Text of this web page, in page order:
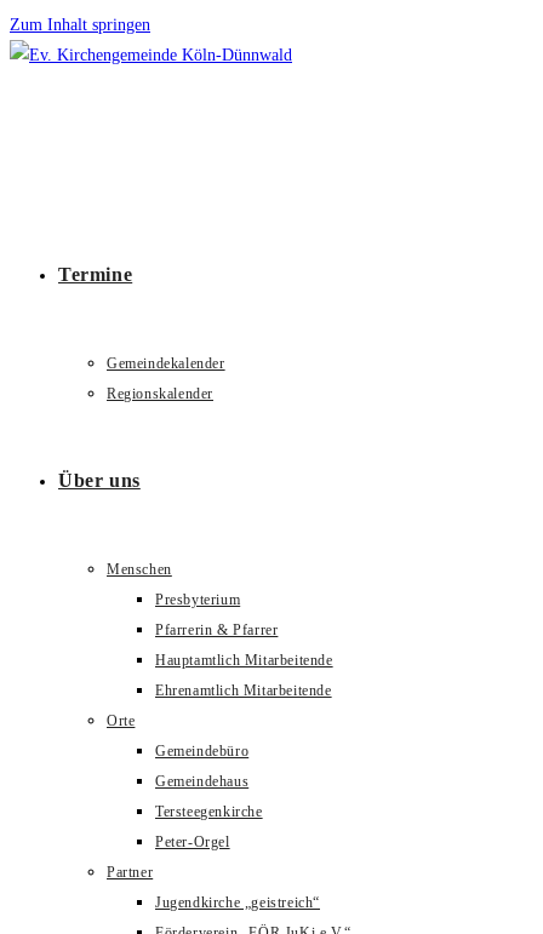
Zum Inhalt springen
Termine
Gemeindekalender
Regionskalender
Über uns
Menschen
Presbyterium
Pfarrerin & Pfarrer
Hauptamtlich Mitarbeitende
Ehrenamtlich Mitarbeitende
Orte
Gemeindebüro
Gemeindehaus
Tersteegenkirche
Peter-Orgel
Partner
Jugendkirche „geistreich“